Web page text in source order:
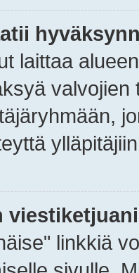
laittaa
linkkiä